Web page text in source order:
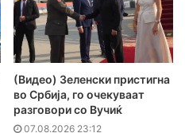
(Видео) Зеленски пристигна
во Србија, го очекуваат
разговори со Вучиќ
07.08.2026 23:12